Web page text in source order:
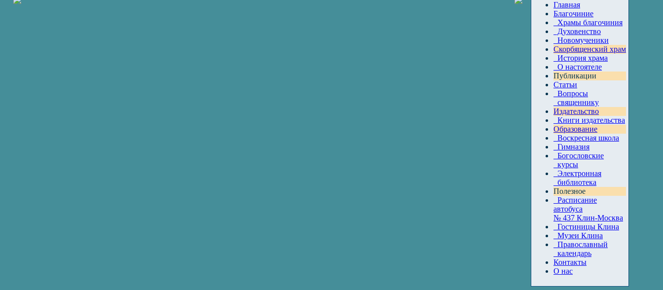
Главная
Благочиние
Храмы благочиния
Духовенство
Новомученики
Скорбященский храм
История храма
О настоятеле
Публикации
Статьи
Вопросы
священнику
Издательство
Книги издательства
Образование
Воскресная школа
Гимназия
Богословские
курсы
Электронная
библиотека
Полезное
Расписание
автобуса
№ 437 Клин-Москва
Гостиницы Клина
Музеи Клина
Православный
календарь
Контакты
О нас